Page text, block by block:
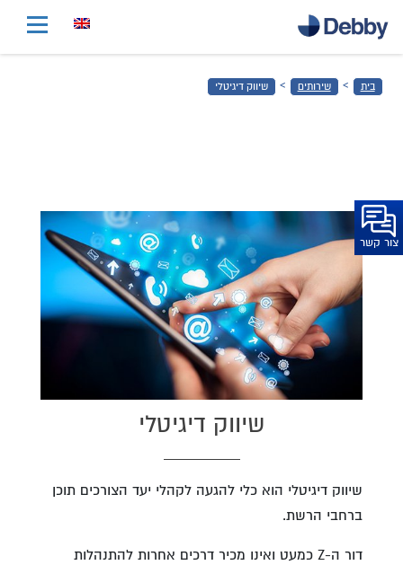
דלג
לתוכן
צור קשר
בית › שירותים › שיווק דיגיטלי
שיווק דיגיטלי
שיווק דיגיטלי הוא כלי להגעה לקהלי יעד הצורכים תוכן
ברחבי הרשת.
דור ה-Z כמעט ואינו מכיר דרכים אחרות להתנהלות